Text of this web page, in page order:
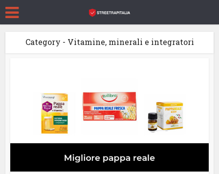
Category - Vitamine, minerali e integratori